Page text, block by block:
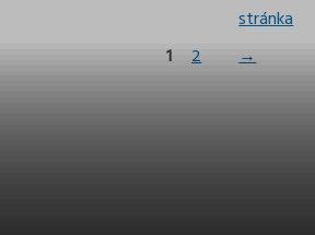
1 2
stránka
→